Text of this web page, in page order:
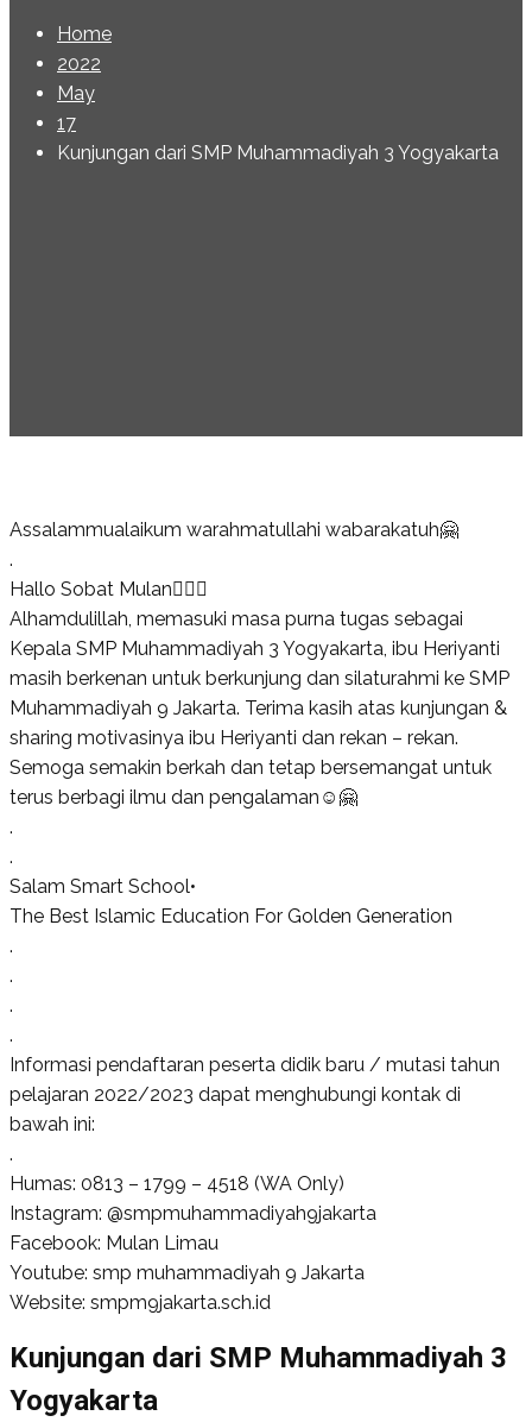
Home
2022
May
17
Kunjungan dari SMP Muhammadiyah 3 Yogyakarta
Assalammualaikum warahmatullahi wabarakatuh🤗
.
Hallo Sobat Mulan🙋🏻‍♂️
Alhamdulillah, memasuki masa purna tugas sebagai
Kepala SMP Muhammadiyah 3 Yogyakarta, ibu Heriyanti
masih berkenan untuk berkunjung dan silaturahmi ke SMP
Muhammadiyah 9 Jakarta. Terima kasih atas kunjungan &
sharing motivasinya ibu Heriyanti dan rekan – rekan.
Semoga semakin berkah dan tetap bersemangat untuk
terus berbagi ilmu dan pengalaman☺️🤗
.
.
Salam Smart School•
The Best Islamic Education For Golden Generation
.
.
.
.
Informasi pendaftaran peserta didik baru / mutasi tahun
pelajaran 2022/2023 dapat menghubungi kontak di
bawah ini:
.
Humas: 0813 – 1799 – 4518 (WA Only)
Instagram: @smpmuhammadiyah9jakarta
Facebook: Mulan Limau
Youtube: smp muhammadiyah 9 Jakarta
Website: smpm9jakarta.sch.id
Kunjungan dari SMP Muhammadiyah 3
Yogyakarta